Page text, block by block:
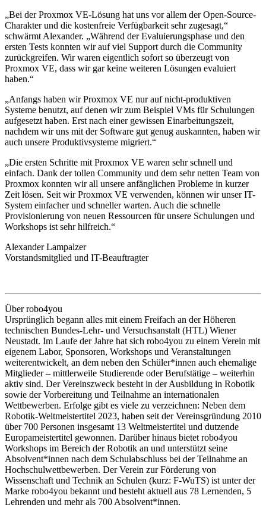
„Bei der Proxmox VE-Lösung hat uns vor allem der Open-Source-
Charakter und die kostenfreie Verfügbarkeit sehr zugesagt,“
schwärmt Alexander. „Während der Evaluierungsphase und den
ersten Tests konnten wir auf viel Support durch die Community
zurückgreifen. Wir waren eigentlich sofort so überzeugt von
Proxmox VE, dass wir gar keine weiteren Lösungen evaluiert
haben.“
„Anfangs haben wir Proxmox VE nur auf nicht-produktiven
Systeme benutzt, auf denen wir zum Beispiel VMs für Schulungen
aufgesetzt haben. Erst nach einer gewissen Einarbeitungszeit,
nachdem wir uns mit der Software gut genug auskannten, haben wir
auch unsere Produktivsysteme migriert.“
„Die ersten Schritte mit Proxmox VE waren sehr schnell und
einfach. Dank der tollen Community und dem sehr netten Team von
Proxmox konnten wir all unsere anfänglichen Probleme in kurzer
Zeit lösen. Seit wir Proxmox VE verwenden, können wir unser IT-
System einfacher und schneller warten. Auch die schnelle
Provisionierung von neuen Ressourcen für unsere Schulungen und
Workshops ist sehr hilfreich.“
Alexander Lampalzer
Vorstandsmitglied und IT-Beauftragter
Über robo4you
Ursprünglich begann alles mit einem Freifach an der Höheren
technischen Bundes-Lehr- und Versuchsanstalt (HTL) Wiener
Neustadt. Im Laufe der Jahre hat sich robo4you zu einem Verein mit
eigenem Labor, Sponsoren, Workshops und Veranstaltungen
weiterentwickelt, an dem neben den Schüler*innen auch ehemalige
Mitglieder – mittlerweile Studierende oder Berufstätige – weiterhin
aktiv sind. Der Vereinszweck besteht in der Ausbildung in Robotik
sowie der Vorbereitung und Teilnahme an internationalen
Wettbewerben. Erfolge gibt es viele zu verzeichnen: Neben dem
Robotik-Weltmeistertitel 2023, haben seit der Vereinsgründung 2010
über 700 Personen insgesamt 13 Weltmeistertitel und dutzende
Europameistertitel gewonnen. Darüber hinaus bietet robo4you
Workshops im Bereich der Robotik an und unterstützt seine
Absolvent*innen nach dem Schulabschluss bei der Teilnahme an
Hochschulwettbewerben. Der Verein zur Förderung von
Wissenschaft und Technik an Schulen (kurz: F-WuTS) ist unter der
Marke robo4you bekannt und besteht aktuell aus 78 Lernenden, 5
Lehrenden und mehr als 700 Absolvent*innen.